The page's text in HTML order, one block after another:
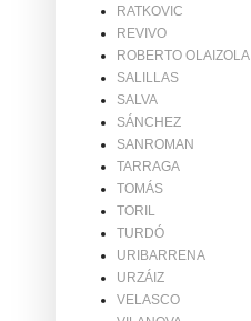
RATKOVIC
REVIVO
ROBERTO OLAIZOLA
SALILLAS
SALVA
SÁNCHEZ
SANROMAN
TARRAGA
TOMÁS
TORIL
TURDÓ
URIBARRENA
URZÁIZ
VELASCO